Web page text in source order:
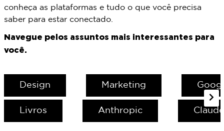
conheça as plataformas e tudo o que você precisa
saber para estar conectado.
Navegue pelos assuntos mais interessantes para
você.
Design Marketing
Livros Anthropic